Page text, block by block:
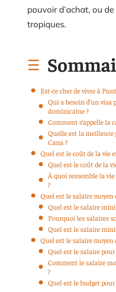
pouvoir d’achat, ou
tropiques.
Est-ce cher de vivre à
Qui a besoin d’un visa
dominicaine ?
Comment s’appelle la
Quelle est la
Cana ?
Quel est le coût de la vie
Quel est le coût de la
À quoi ressemble la
?
Quel est le salaire moyen
Quel est le salaire
Pourquoi les salaires
Quel est le salaire
Quel est le salaire moyen
Quel est le salaire
Comment le salaire
?
Quel est le budget